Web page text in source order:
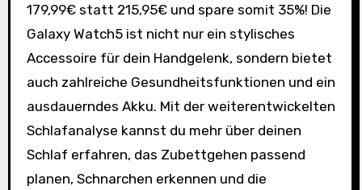
179,99€ statt 215,95€ und spare somit 35%! Die
Galaxy Watch5 ist nicht nur ein stylisches
Accessoire für dein Handgelenk, sondern bietet
auch zahlreiche Gesundheitsfunktionen und ein
ausdauerndes Akku. Mit der weiterentwickelten
Schlafanalyse kannst du mehr über deinen
Schlaf erfahren, das Zubettgehen passend
planen, Schnarchen erkennen und die